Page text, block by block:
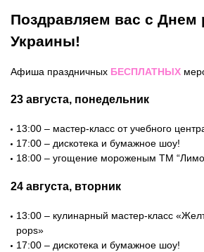
Поздравляем вас с Днем
Украины!
Афиша праздничных БЕСПЛАТНЫХ
23 августа, понедельник
13:00 – мастер-класс от учебного
17:00 – дискотека и бумажное шоу!
18:00 – угощение мороженым ТМ
24 августа, вторник
13:00 – кулинарный мастер-класс
pops»
17:00 – дискотека и бумажное шоу!